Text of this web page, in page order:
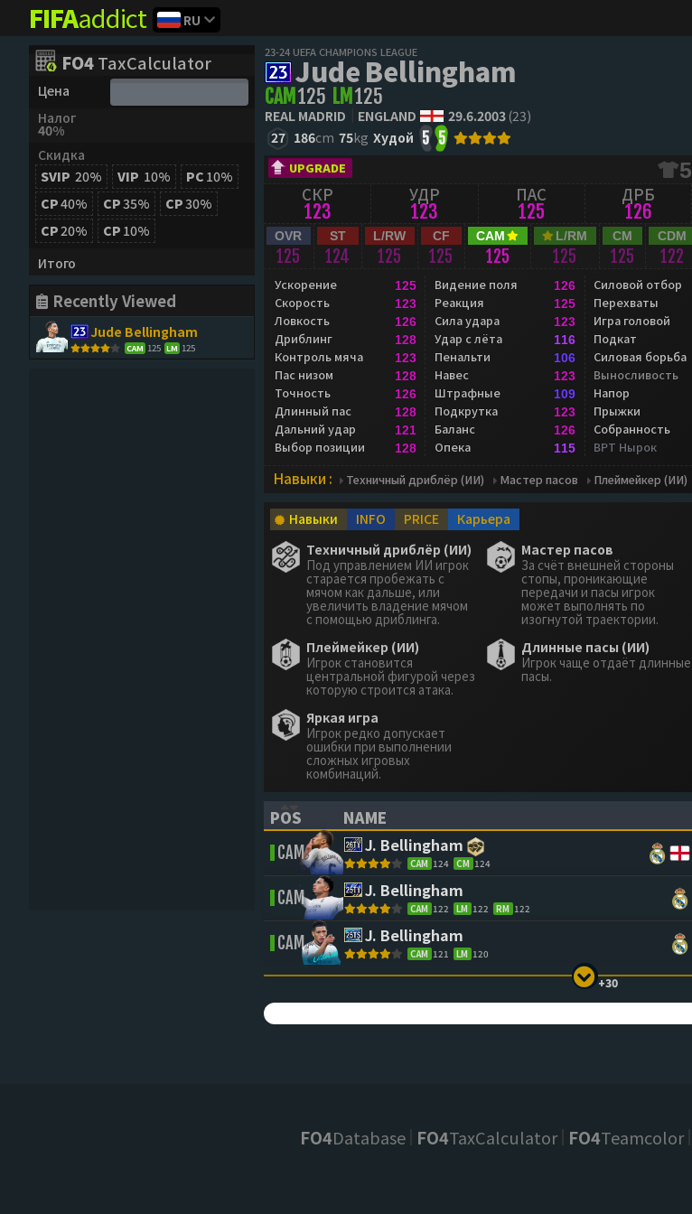
FIFAaddict RU
FO4TaxCalculator
Цена
Налог
40%
Скидка
SVIP 20% VIP 10% PC 10%
CP40% CP35% CP30%
CP20% CP 10%
Итого
Recently Viewed
Jude Bellingham
CAM 125 LM 125
23-24 UEFA CHAMPIONS LEAGUE
Jude Bellingham
CAM 125 LM 125
REAL MADRID ENGLAND 29.6.2003(23)
27 186cm 75kg Худой 5 5
UPGRADE 5
СКР
123
УДР
123
ПАС
125
ДРБ
126
OVR
125
ST
124
L/RW
125
CF
125
CAM
125
L/RM
125
CM
125
CDM
122
Ускорение 125
Скорость 123
Ловкость 126
Дриблинг 128
Контроль мяча 123
Пас низом 128
Точность 126
Длинный пас 128
Дальний удар 121
Выбор позиции 128
Видение поля 126
Реакция 125
Сила удара 123
Удар с лёта 116
Пенальти 106
Навес 123
Штрафные 109
Подкрутка 123
Баланс 126
Опека 115
Силовой отбор
Перехваты
Игра головой
Подкат
Силовая борьба
Выносливость
Напор
Прыжки
Собранность
ВРТ Нырок
Навыки : Техничный дриблёр (ИИ) Мастер пасов Плеймейкер (ИИ)
Навыки INFO PRICE
Карьера
Техничный дриблёр (ИИ)
Под управлением ИИ игрок
старается пробежать с
мячом как дальше, или
увеличить владение мячом
с помощью дриблинга.
Мастер пасов
За счёт внешней стороны
стопы, проникающие
передачи и пасы игрок
может выполнять по
изогнутой траектории.
Плеймейкер (ИИ)
Игрок становится
центральной фигурой через
которую строится атака.
Длинные пасы (ИИ)
Игрок чаще отдаёт длинные
пасы.
Яркая игра
Игрок редко допускает
ошибки при выполнении
сложных игровых
комбинаций.
POS
(CLICK TO SORT ASCENDING)
NAME
(CLICK TO SORT ASCENDING)
CAM J. Bellingham
CAM 124 CM 124
CAM J. Bellingham
CAM 122 LM 122 RM 122
CAM J. Bellingham
CAM 121 LM 120
+30
FO4Database FO4TaxCalculator FO4Teamcolor